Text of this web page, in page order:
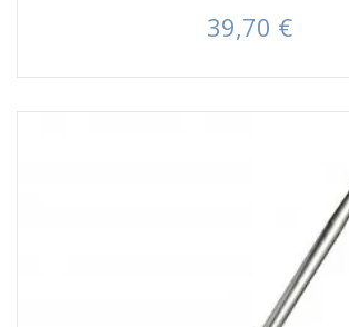
Prezzo
39,70 €